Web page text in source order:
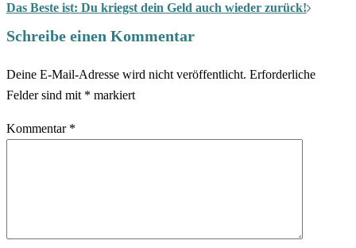
Das Beste ist: Du kriegst dein Geld auch wieder zurück!
Schreibe einen Kommentar
Deine E-Mail-Adresse wird nicht veröffentlicht. Erforderliche
Felder sind mit * markiert
Kommentar *